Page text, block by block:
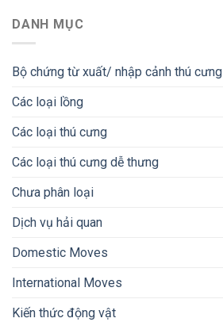
DANH MỤC
Bộ chứng từ xuất/ nhập cảnh thú cưng
Các loại lồng
Các loại thú cưng
Các loại thú cưng dễ thưng
Chưa phân loại
Dịch vụ hải quan
Domestic Moves
International Moves
Kiến thức động vật